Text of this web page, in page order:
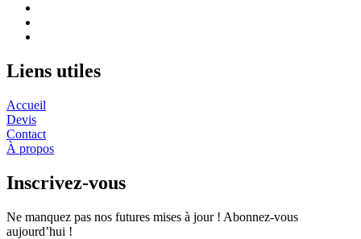
Liens utiles
Accueil
Devis
Contact
À propos
Inscrivez-vous
Ne manquez pas nos futures mises à jour ! Abonnez-vous
aujourd’hui !